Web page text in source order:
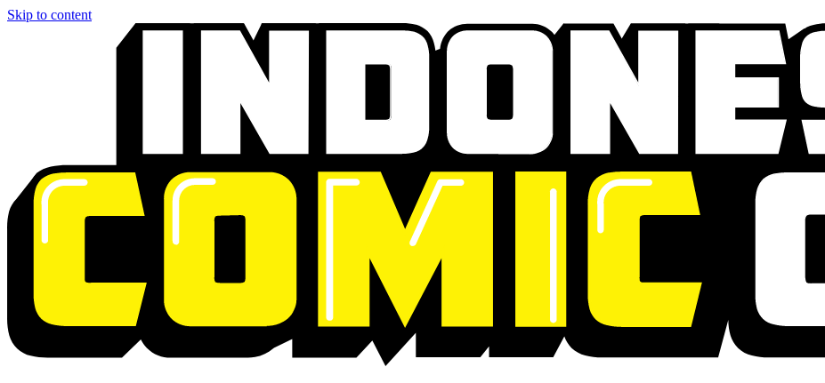
Skip to content